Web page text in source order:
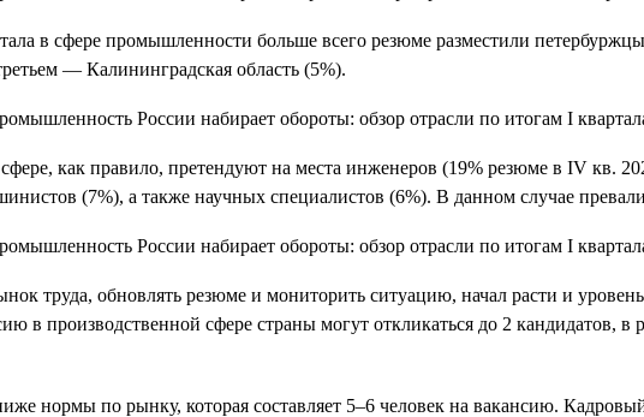
в сфере промышленности больше всего резюме разместили
— Калининградская область (5%).
как правило, претендуют на места инженеров (19% резюме в IV кв.
(7%), а также научных специалистов (6%). В данном случае
труда, обновлять резюме и мониторить ситуацию, начал расти и
в производственной сфере страны могут откликаться до 2 кандидатов,
нормы по рынку, которая составляет 5–6 человек на вакансию.